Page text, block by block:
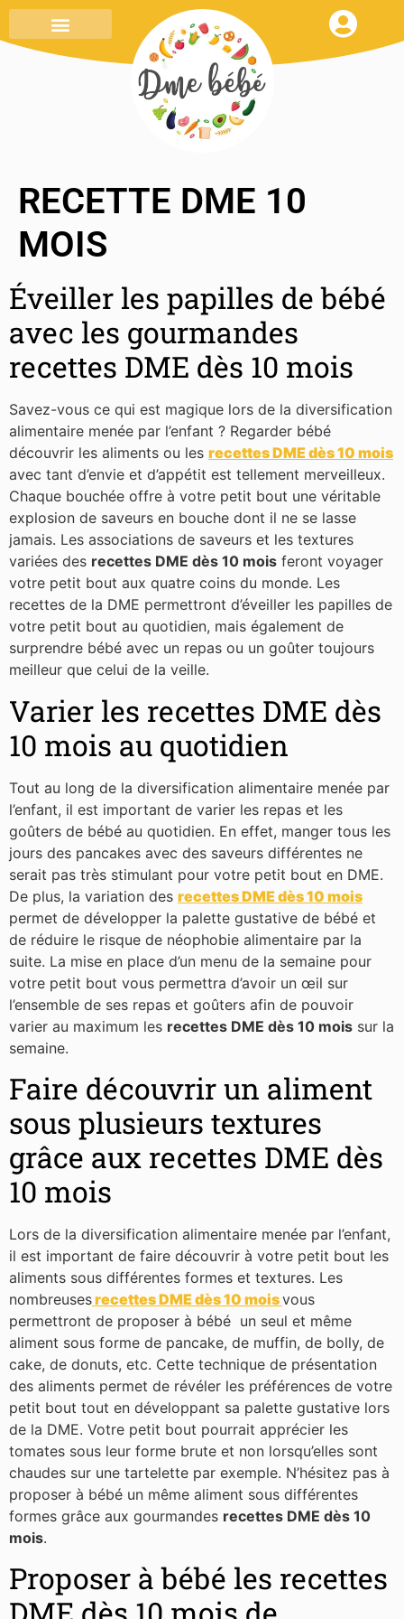
RECETTE DME 10
MOIS
Éveiller les papilles de bébé
avec les gourmandes
recettes DME dès 10 mois
Savez-vous ce qui est magique lors de la diversification
alimentaire menée par l’enfant ? Regarder bébé
découvrir les aliments ou les recettes DME dès 10 mois
avec tant d’envie et d’appétit est tellement merveilleux.
Chaque bouchée offre à votre petit bout une véritable
explosion de saveurs en bouche dont il ne se lasse
jamais. Les associations de saveurs et les textures
variées des recettes DME dès 10 mois feront voyager
votre petit bout aux quatre coins du monde. Les
recettes de la DME permettront d’éveiller les papilles de
votre petit bout au quotidien, mais également de
surprendre bébé avec un repas ou un goûter toujours
meilleur que celui de la veille.
Varier les recettes DME dès
10 mois au quotidien
Tout au long de la diversification alimentaire menée par
l’enfant, il est important de varier les repas et les
goûters de bébé au quotidien. En effet, manger tous les
jours des pancakes avec des saveurs différentes ne
serait pas très stimulant pour votre petit bout en DME.
De plus, la variation des recettes DME dès 10 mois
permet de développer la palette gustative de bébé et
de réduire le risque de néophobie alimentaire par la
suite. La mise en place d’un menu de la semaine pour
votre petit bout vous permettra d’avoir un œil sur
l’ensemble de ses repas et goûters afin de pouvoir
varier au maximum les recettes DME dès 10 mois sur la
semaine.
Faire découvrir un aliment
sous plusieurs textures
grâce aux recettes DME dès
10 mois
Lors de la diversification alimentaire menée par l’enfant,
il est important de faire découvrir à votre petit bout les
aliments sous différentes formes et textures. Les
nombreusesrecettes DME dès 10 moisvous
permettront de proposer à bébé un seul et même
aliment sous forme de pancake, de muffin, de bolly, de
cake, de donuts, etc. Cette technique de présentation
des aliments permet de révéler les préférences de votre
petit bout tout en développant sa palette gustative lors
de la DME. Votre petit bout pourrait apprécier les
tomates sous leur forme brute et non lorsqu’elles sont
chaudes sur une tartelette par exemple. N’hésitez pas à
proposer à bébé un même aliment sous différentes
formes grâce aux gourmandes recettes DME dès 10
mois.
Proposer à bébé les recettes